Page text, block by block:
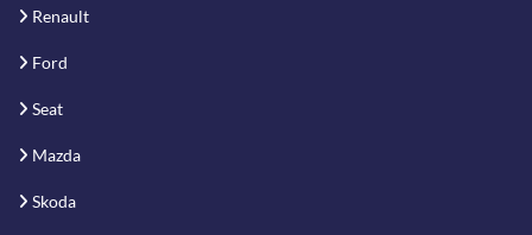
Renault
Ford
Seat
Mazda
Skoda